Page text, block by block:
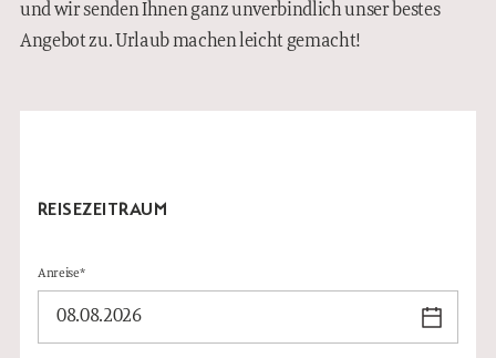
IMPRESSIONEN
und wir senden Ihnen ganz unverbindlich unser bestes
Angebot zu. Urlaub machen leicht gemacht!
REISEZEITRAUM
Anreise*